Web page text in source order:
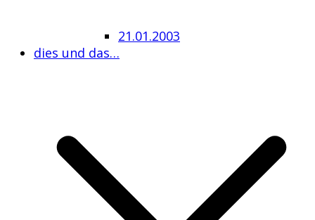
21.01.2003
dies und das…